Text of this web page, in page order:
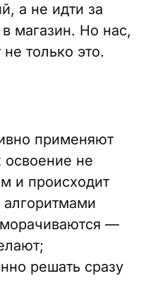
а не идти за
магазин. Но нас,
только это.
применяют
освоение не
и происходит
—
решать сразу